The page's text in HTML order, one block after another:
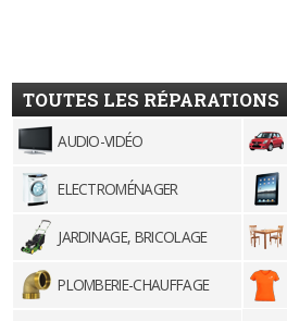
TOUTES LES RÉPARATIONS
AUDIO-VIDÉO
ELECTROMÉNAGER
JARDINAGE, BRICOLAGE
PLOMBERIE-CHAUFFAGE